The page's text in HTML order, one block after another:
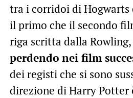
tra i corridoi di Hogwarts
il primo che il secondo
riga scritta dalla Rowling,
perdendo nei film
dei registi che si sono
direzione di Harry Potter